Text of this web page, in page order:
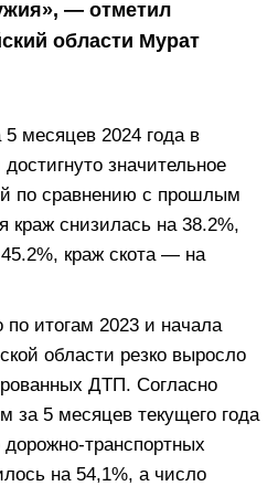
— отметил
области Мурат
месяцев 2024 года в
значительное
по сравнению с прошлым
краж снизилась на 38.2%,
краж скота — на
итогам 2023 и начала
области резко выросло
ДТП. Согласно
за 5 месяцев текущего года
транспортных
на 54,1%, а число